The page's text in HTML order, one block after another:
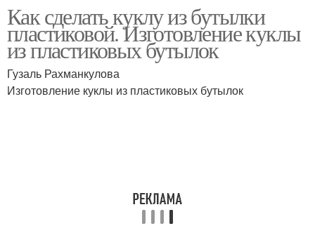
Как сделать куклу из бутылки
пластиковой. Изготовление куклы
из пластиковых бутылок
Гузаль Рахманкулова
Изготовление куклы из пластиковых бутылок